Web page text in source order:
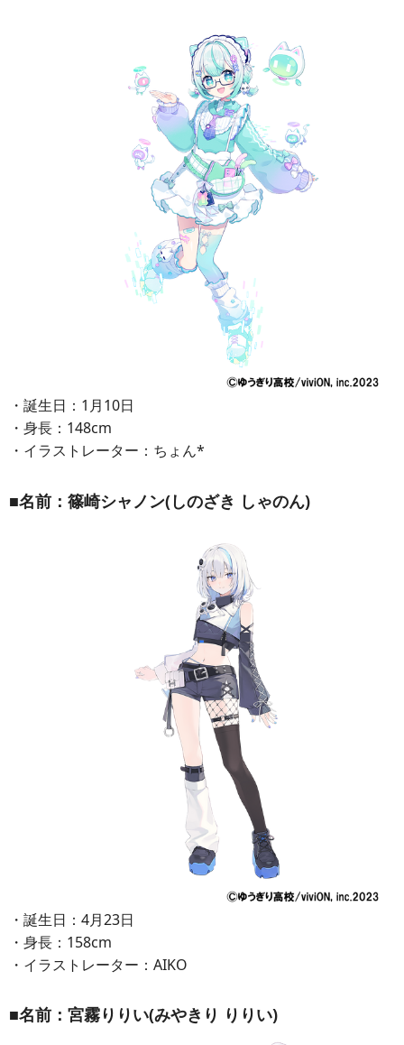
・誕生日：1月10日
・身長：148cm
・イラストレーター：ちょん*
■名前：篠崎シャノン(しのざき しゃのん)
・誕生日：4月23日
・身長：158cm
・イラストレーター：AIKO
■名前：宮霧りりい(みやきり りりい)